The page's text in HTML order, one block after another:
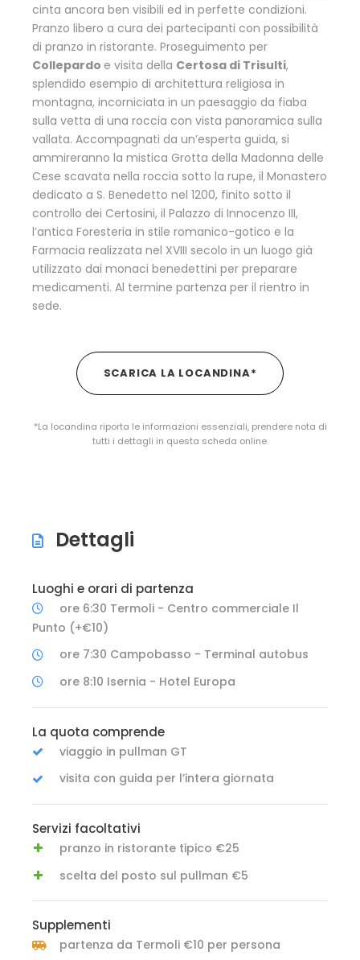
cinta ancora ben visibili ed in perfette condizioni.
Pranzo libero a cura dei partecipanti con possibilità
di pranzo in ristorante. Proseguimento per
Collepardo e visita della Certosa di Trisulti,
splendido esempio di architettura religiosa in
montagna, incorniciata in un paesaggio da fiaba
sulla vetta di una roccia con vista panoramica sulla
vallata. Accompagnati da un’esperta guida, si
ammireranno la mistica Grotta della Madonna delle
Cese scavata nella roccia sotto la rupe, il Monastero
dedicato a S. Benedetto nel 1200, finito sotto il
controllo dei Certosini, il Palazzo di Innocenzo III,
l’antica Foresteria in stile romanico-gotico e la
Farmacia realizzata nel XVIII secolo in un luogo già
utilizzato dai monaci benedettini per preparare
medicamenti. Al termine partenza per il rientro in
sede.
SCARICA LA LOCANDINA*
*La locandina riporta le informazioni essenziali, prendere nota di
tutti i dettagli in questa scheda online.
Dettagli
Luoghi e orari di partenza
ore 6:30 Termoli - Centro commerciale Il
Punto (+€10)
ore 7:30 Campobasso - Terminal autobus
ore 8:10 Isernia - Hotel Europa
La quota comprende
viaggio in pullman GT
visita con guida per l’intera giornata
Servizi facoltativi
pranzo in ristorante tipico €25
scelta del posto sul pullman €5
Supplementi
partenza da Termoli €10 per persona